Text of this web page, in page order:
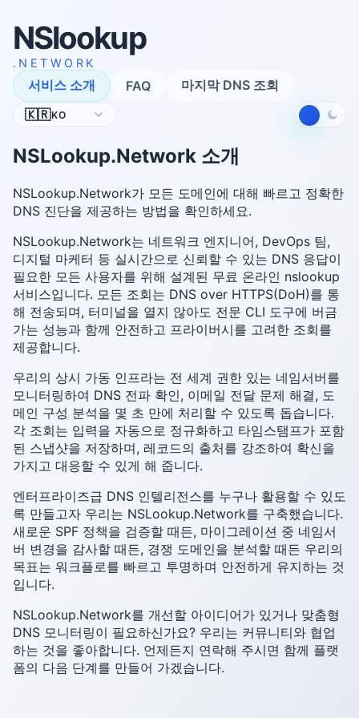
NSlookup
.NETWORK
서비스 소개 FAQ
마지막 DNS 조회
🇰🇷KO
NSLookup.Network 소개
NSLookup.Network가 모든 도메인에 대해 빠르고 정확한
DNS 진단을 제공하는 방법을 확인하세요.
NSLookup.Network는 네트워크 엔지니어, DevOps 팀,
디지털 마케터 등 실시간으로 신뢰할 수 있는 DNS 응답이
필요한 모든 사용자를 위해 설계된 무료 온라인 nslookup
서비스입니다. 모든 조회는 DNS over HTTPS(DoH)를 통
해 전송되며, 터미널을 열지 않아도 전문 CLI 도구에 버금
가는 성능과 함께 안전하고 프라이버시를 고려한 조회를
제공합니다.
우리의 상시 가동 인프라는 전 세계 권한 있는 네임서버를
모니터링하여 DNS 전파 확인, 이메일 전달 문제 해결, 도
메인 구성 분석을 몇 초 만에 처리할 수 있도록 돕습니다.
각 조회는 입력을 자동으로 정규화하고 타임스탬프가 포함
된 스냅샷을 저장하며, 레코드의 출처를 강조하여 확신을
가지고 대응할 수 있게 해 줍니다.
엔터프라이즈급 DNS 인텔리전스를 누구나 활용할 수 있도
록 만들고자 우리는 NSLookup.Network를 구축했습니다.
새로운 SPF 정책을 검증할 때든, 마이그레이션 중 네임서
버 변경을 감사할 때든, 경쟁 도메인을 분석할 때든 우리의
목표는 워크플로를 빠르고 투명하며 안전하게 유지하는 것
입니다.
NSLookup.Network를 개선할 아이디어가 있거나 맞춤형
DNS 모니터링이 필요하신가요? 우리는 커뮤니티와 협업
하는 것을 좋아합니다. 언제든지 연락해 주시면 함께 플랫
폼의 다음 단계를 만들어 가겠습니다.